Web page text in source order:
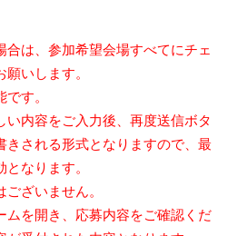
は、参加希望会場すべてにチェ
いします。
す。
内容をご入力後、再度送信ボタ
きされる形式となりますので、最
なります。
ざいません。
を開き、応募内容をご確認くだ